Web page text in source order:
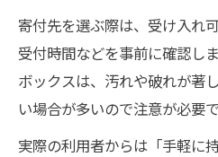
寄付先を選ぶ際は、受け入れ
受付時間などを事前に確認し
ボックスは、汚れや破れが著
い場合が多いので注意が必要で
実際の利用者からは「手軽に